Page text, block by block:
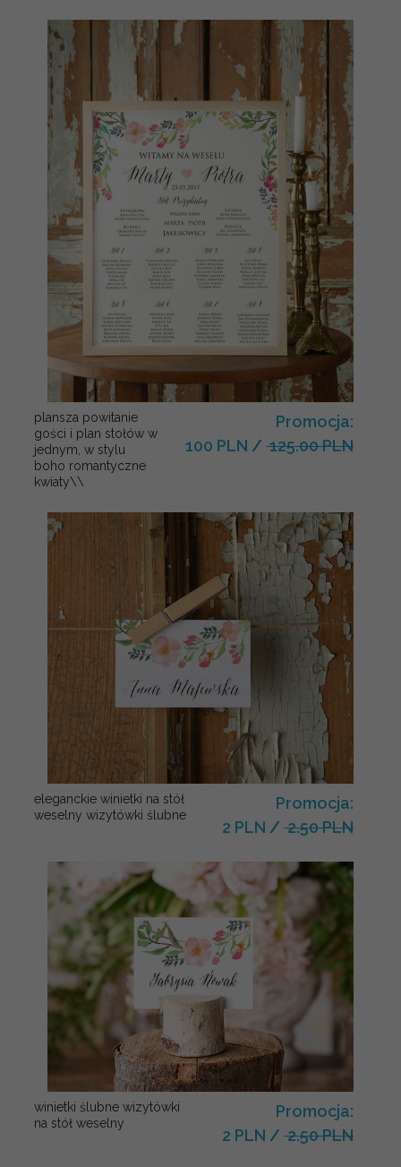
plansza powitanie
gości i plan stołów w
jednym, w stylu
boho romantyczne
kwiaty\\
Promocja:
100 PLN / 125.00 PLN
eleganckie winietki na stół
weselny wizytówki ślubne
Promocja:
2 PLN / 2.50 PLN
winietki ślubne wizytówki
na stół weselny
Promocja:
2 PLN / 2.50 PLN